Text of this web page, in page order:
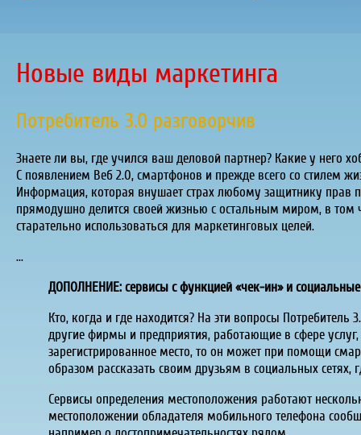
Новые виды маркетинга
Потребитель 3.0 разговорчив
Знаете ли вы, где учился ваш деловой партнер? Какие у него
С появлением Веб 2.0, смартфонов и прежде всего со стилем
Информация, которая внушает страх любому защитнику прав
прямодушно делится своей жизнью с остальным миром, в том
старательно использоваться для маркетинговых целей.
...
ДОПОЛНЕНИЕ: сервисы с функцией «чек-ин» и
Кто, когда и где находится? На эти вопросы
другие фирмы и предприятия, работающие в сфере услуг,
зарегистрированное место, то он может при помощи
образом рассказать своим друзьям в социальных сетях,
Сервисы определения местоположения работают
местоположении обладателя мобильного телефона